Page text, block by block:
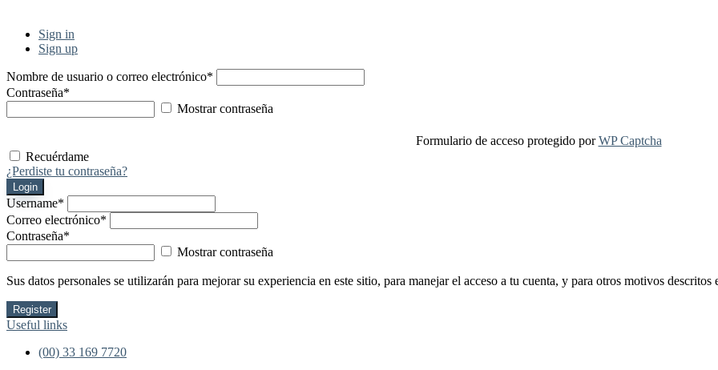
Sign in
Sign up
Nombre de usuario o correo electrónico*
Contraseña*
Mostrar contraseña
Formulario de acceso protegido porWP Captcha
Recuérdame
¿Perdiste tu contraseña?
Login
Username*
Correo electrónico*
Contraseña*
Mostrar contraseña
Sus datos personales se utilizarán para mejorar su experiencia en este sitio, para manejar el acceso a tu cuenta, y para otros motivos descritos
Register
Useful links
(00) 33 169 7720